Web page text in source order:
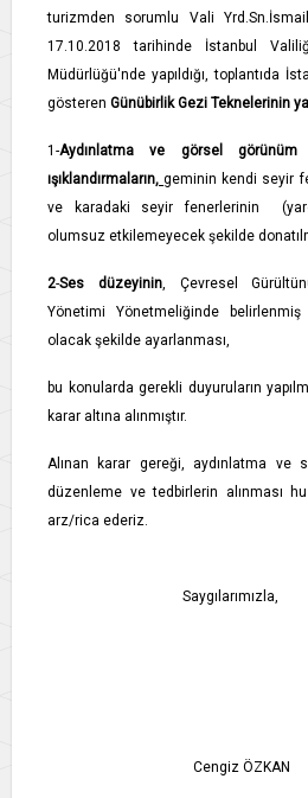
turizmden sorumlu Vali Yrd.Sn.İsmail
17.10.2018 tarihinde İstanbul
Müdürlüğü'nde yapıldığı, toplantıda
gösteren Günübirlik Gezi Teknelerinin
1-Aydınlatma ve görsel görünüm
ışıklandırmaların, geminin kendi seyir
ve karadaki seyir fenerlerinin
olumsuz etkilemeyecek şekilde
2-Ses düzeyinin, Çevresel
Yönetimi Yönetmeliğinde
olacak şekilde ayarlanması,
bu konularda gerekli duyuruların
karar altına alınmıştır.
Alınan karar gereği, aydınlatma ve
düzenleme ve tedbirlerin alınması
arz/rica ederiz.
Saygılarımızla,
Cengiz ÖZKAN